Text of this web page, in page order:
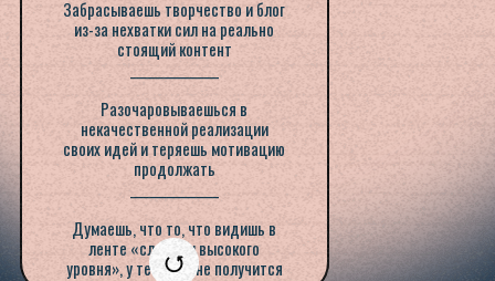
Не мучаешься в поисках
мудбордов / идеи / смысла
________________
Создаёшь вау-контент, от
которого хотят подписаться
________________
«Слишком высокий уровень» —
теперь твой новый стандарт,
который — теперь твой контент,
который ты создаешь на своем
телефоне в своей спальне
Забрасываешь творчество и блог
из-за нехватки сил на реально
стоящий контент
Разочаровываешься в
некачественной реализации
своих идей и теряешь мотивацию
продолжать
Думаешь, что то, что видишь в
ленте «слишком высокого
уровня», у тебя так не получится